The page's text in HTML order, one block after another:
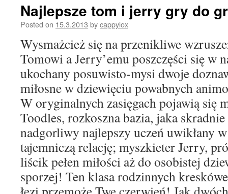
Najlepsze tom i jerry gry do
Posted on 15.3.2013 bycappylox
Wysmażcież się na przenikliwe
Tomowi a Jerry’emu poszczęści się w
ukochany posuwisto-mysi dwoje
miłosne w dziewięciu powabnych
W oryginalnych zasięgach pojawią się
Toodles, rozkoszna bazia, jaka
nadgorliwy najlepszy uczeń uwikłany
tajemniczą relację; myszkieter Jerry,
liścik pełen miłości aż do osobistej
sporzej! Ten klasa rodzinnych